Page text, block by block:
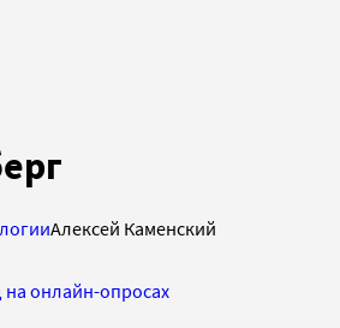
Алексей Каменский
на онлайн-опросах